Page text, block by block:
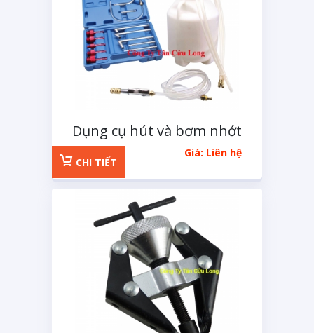
Dụng cụ hút và bơm nhớt
hộp số 6L
Giá: Liên hệ
CHI TIẾT